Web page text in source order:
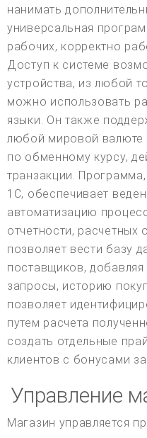
нанимать
универсальная
рабочих, корректно
Доступ к системе
устройства, из любой
можно использовать
языки. Он также
любой мировой валюте
по обменному курсу,
транзакции.
1С, обеспечивает
автоматизацию
отчетности,
позволяет вести базу
поставщиков,
запросы, историю
позволяет
путем расчета
создать отдельные
клиентов с бонусами
Управление
Магазин управляется